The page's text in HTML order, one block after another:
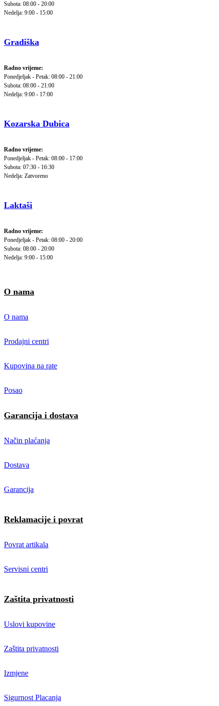
Subota: 08:00 - 20:00
Nedelja: 9:00 - 15:00
Gradiška
Radno vrijeme:
Ponedjeljak - Petak: 08:00 - 21:00
Subota: 08:00 - 21:00
Nedelja: 9:00 - 17:00
Kozarska Dubica
Radno vrijeme:
Ponedjeljak - Petak: 08:00 - 17:00
Subota: 07:30 - 16:30
Nedelja: Zatvoreno
Laktaši
Radno vrijeme:
Ponedjeljak - Petak: 08:00 - 20:00
Subota: 08:00 - 20:00
Nedelja: 9:00 - 15:00
O nama
O nama
Prodajni centri
Kupovina na rate
Posao
Garancija i dostava
Način plaćanja
Dostava
Garancija
Reklamacije i povrat
Povrat artikala
Servisni centri
Zaštita privatnosti
Uslovi kupovine
Zaštita privatnosti
Izmjene
Sigurnost Placanja